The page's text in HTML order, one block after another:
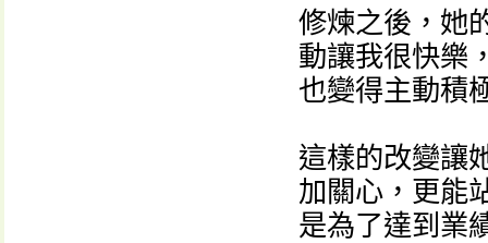
修煉之後，她
動讓我很快樂
也變得主動積
這樣的改變讓
加關心，更能
是為了達到業